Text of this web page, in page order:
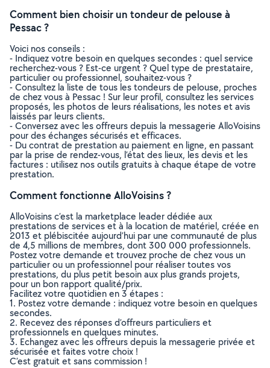
Comment bien choisir un tondeur de pelouse à
Pessac ?
Voici nos conseils :
- Indiquez votre besoin en quelques secondes : quel service
recherchez-vous ? Est-ce urgent ? Quel type de prestataire,
particulier ou professionnel, souhaitez-vous ?
- Consultez la liste de tous les tondeurs de pelouse, proches
de chez vous à Pessac ! Sur leur profil, consultez les services
proposés, les photos de leurs réalisations, les notes et avis
laissés par leurs clients.
- Conversez avec les offreurs depuis la messagerie AlloVoisins
pour des échanges sécurisés et efficaces.
- Du contrat de prestation au paiement en ligne, en passant
par la prise de rendez-vous, l’état des lieux, les devis et les
factures : utilisez nos outils gratuits à chaque étape de votre
prestation.
Comment fonctionne AlloVoisins ?
AlloVoisins c’est la marketplace leader dédiée aux
prestations de services et à la location de matériel, créée en
2013 et plébiscitée aujourd’hui par une communauté de plus
de 4,5 millions de membres, dont 300 000 professionnels.
Postez votre demande et trouvez proche de chez vous un
particulier ou un professionnel pour réaliser toutes vos
prestations, du plus petit besoin aux plus grands projets,
pour un bon rapport qualité/prix.
Facilitez votre quotidien en 3 étapes :
1. Postez votre demande : indiquez votre besoin en quelques
secondes.
2. Recevez des réponses d’offreurs particuliers et
professionnels en quelques minutes.
3. Echangez avec les offreurs depuis la messagerie privée et
sécurisée et faites votre choix !
C’est gratuit et sans commission !